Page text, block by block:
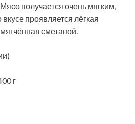
получается очень мягким,
проявляется лёгкая
сметаной.
г